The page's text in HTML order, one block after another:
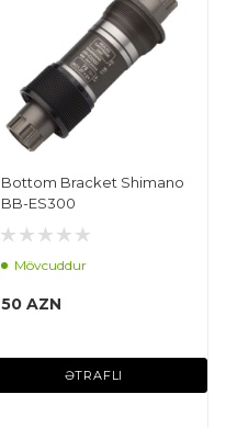
Bottom Bracket Shimano
BB-ES300
Mövcuddur
50 AZN
ƏTRAFLI